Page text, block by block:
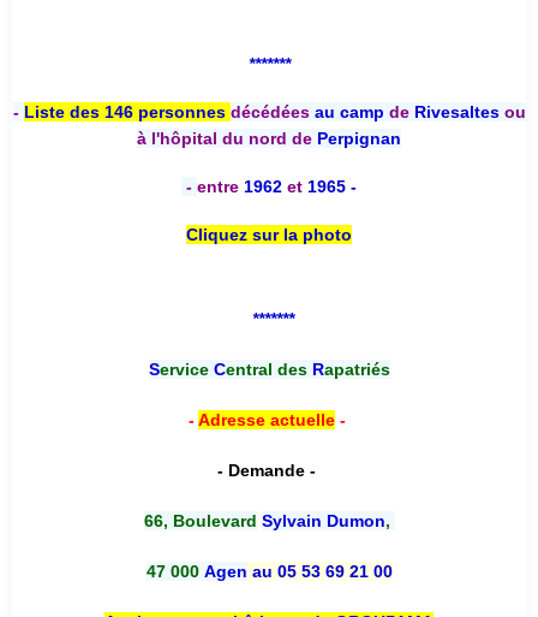
*******
- Liste des 146 personnes décédées au camp deRivesaltesou
à l'hôpital du nord de Perpignan
- entre 1962 et 1965 -
Cliquez sur la photo
*******
Service Central desRapatriés
-Adresse actuelle-
- Demande -
66, Boulevard Sylvain Dumon,
47 000 Agen au 05 53 69 21 00